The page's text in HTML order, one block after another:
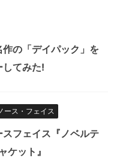
作の「デイパック」を
してみた!
ース・フェイス
スフェイス『ノベルテ
ケット』